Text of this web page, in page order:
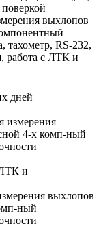
выхлопов
тахометр, RS-232,
работа с ЛТК и
дней
выхлопов
ный